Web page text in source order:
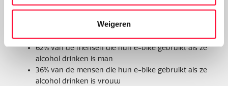
Weigeren
hij/zij alcohol drinkt
62% van de mensen die hun e-bike gebruikt als ze
alcohol drinken is man
36% van de mensen die hun e-bike gebruikt als ze
alcohol drinken is vrouw